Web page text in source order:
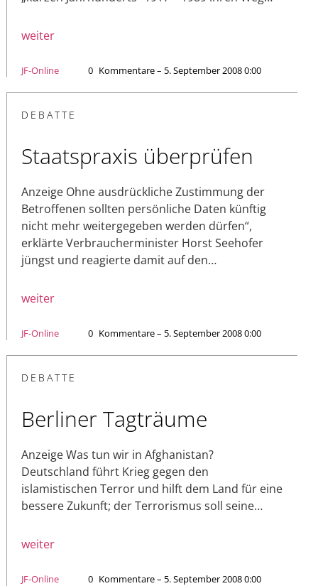
weiter
JF-Online 0 Kommentare – 5. September 2008 0:00
DEBATTE
Staatspraxis überprüfen
Anzeige Ohne ausdrückliche Zustimmung der
Betroffenen sollten persönliche Daten künftig
nicht mehr weitergegeben werden dürfen“,
erklärte Verbraucherminister Horst Seehofer
jüngst und reagierte damit auf den…
weiter
JF-Online 0 Kommentare – 5. September 2008 0:00
DEBATTE
Berliner Tagträume
Anzeige Was tun wir in Afghanistan?
Deutschland führt Krieg gegen den
islamistischen Terror und hilft dem Land für eine
bessere Zukunft; der Terrorismus soll seine…
weiter
JF-Online 0 Kommentare – 5. September 2008 0:00